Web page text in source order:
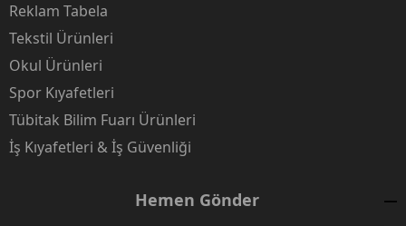
Reklam Tabela
Tekstil Ürünleri
Okul Ürünleri
Spor Kıyafetleri
Tübitak Bilim Fuarı Ürünleri
İş Kıyafetleri & İş Güvenliği
Hemen Gönder